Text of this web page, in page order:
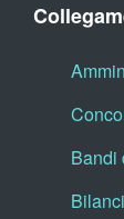
Bandi
Bilanci